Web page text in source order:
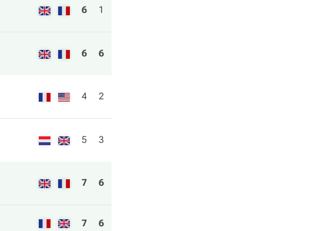
6 1
6 6
4 2
5 3
7 6
7 6